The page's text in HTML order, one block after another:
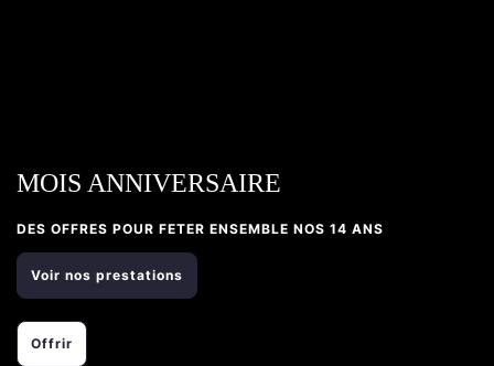
MOIS ANNIVERSAIRE
DES OFFRES POUR FETER ENSEMBLE NOS 14 ANS
Voir nos prestations
Offrir